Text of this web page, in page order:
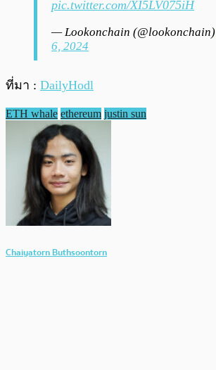
pic.twitter.com/XI5LV075iH
— Lookonchain (@lookonchain)
6, 2024
ที่มา : DailyHodl
ETH whale ethereum justin sun
Chaiyatorn Buthsoontorn